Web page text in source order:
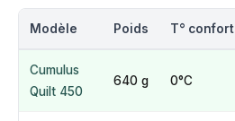
Modèle Poids T° confort
Cumulus
Quilt 450
640 g 0°C